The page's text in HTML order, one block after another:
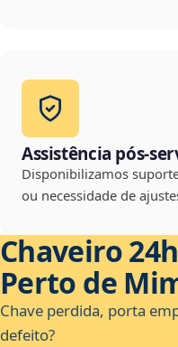
Assistência pós-
Disponibilizamos
ou necessidade de
Chaveiro 24h
Perto de
Chave perdida, porta
defeito?